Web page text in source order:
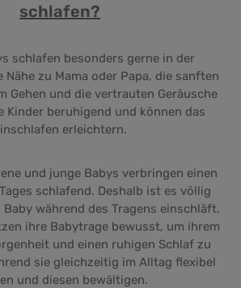
schlafen?
schlafen besonders gerne in der
Nähe zu Mama oder Papa, die sanften
Gehen und die vertrauten Geräusche
Kinder beruhigend und können das
erleichtern.
und junge Babys verbringen einen
schlafend. Deshalb ist es völlig
während des Tragens einschläft.
ihre Babytrage bewusst, um ihrem
und einen ruhigen Schlaf zu
sie gleichzeitig im Alltag flexibel
und diesen bewältigen.